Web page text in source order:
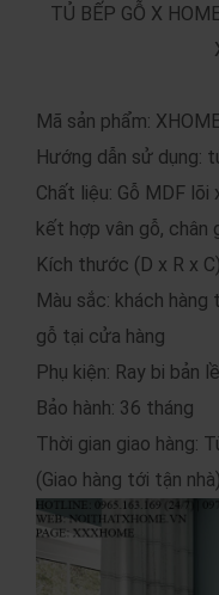
TỦ BẾP GỖ X
Mã sản phẩm:
Hướng dẫn sử dụng:
Chất liệu: Gỗ MDF lõi
kết hợp vân gỗ, chân
Kích thước (D x R x
Màu sắc: khách hàng
gỗ tại cửa hàng
Phụ kiện: Ray bi bản
Bảo hành: 36 tháng
Thời gian giao hàng:
(Giao hàng tới tận nhà)